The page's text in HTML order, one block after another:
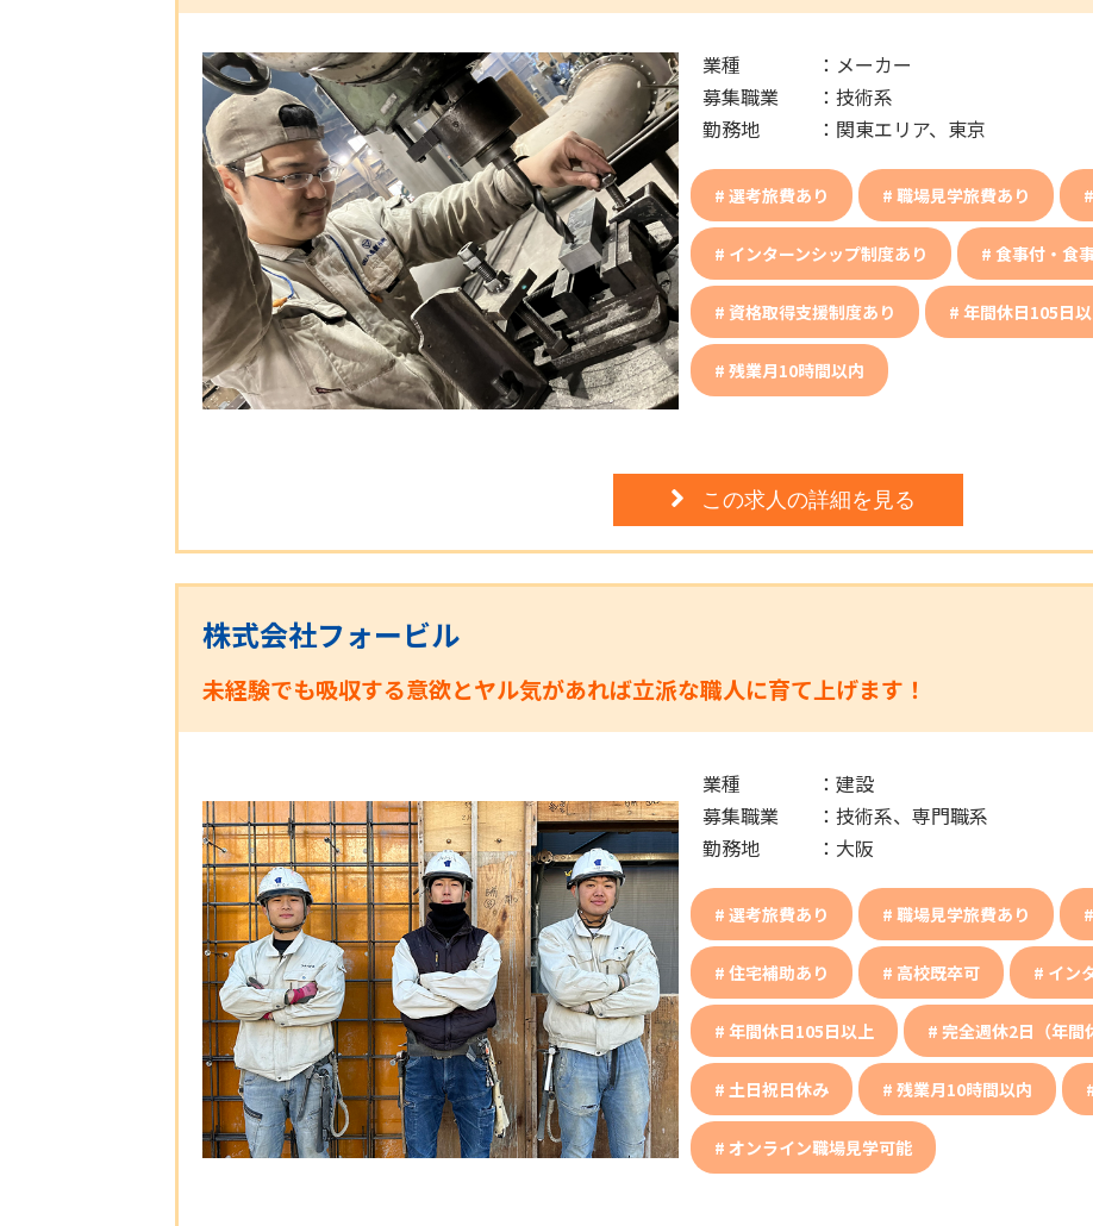
業種 ： メーカー
募集職業
： 技術系
勤務地
： 関東エリア、東京
選考旅費あり 職場見学旅費あり
インターンシップ制度あり 食事付・食
資格取得支援制度あり 年間休日105日
残業月10時間以内
この求人の詳細を見る
株式会社フォービル
未経験でも吸収する意欲とヤル気があれば立派な職人に育て上げます！
業種 ： 建設
募集職業
： 技術系、専門職系
勤務地
： 大阪
選考旅費あり 職場見学旅費あり
住宅補助あり 高校既卒可 イン
年間休日105日以上 完全週休2日（年間
土日祝日休み 残業月10時間以内
オンライン職場見学可能